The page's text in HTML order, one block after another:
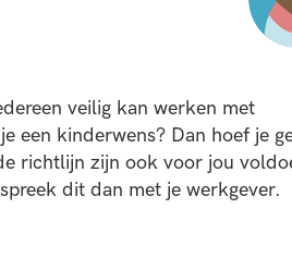
veilig kan werken met
een kinderwens? Dan hoef je
richtlijn zijn ook voor jou
dit dan met je werkgever.